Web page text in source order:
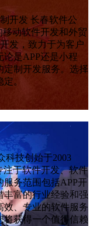
开发 长春软件公
动软件开发和外贸
发，致力于为客户
是APP还是小程
定制开发服务。选择
。
科技创始于2003
注于软件开发、软件
务范围包括APP开
丰富的行业经验和强
效、专业的软件服务
将获得一个值得信赖